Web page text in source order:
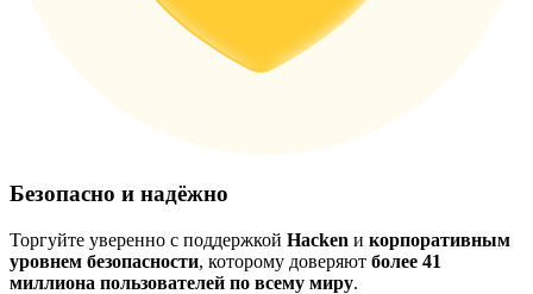
Безопасно и надёжно
Торгуйте уверенно с поддержкой Hacken и корпоративным
уровнем безопасности, которому доверяют более 41
миллиона пользователей по всему миру.